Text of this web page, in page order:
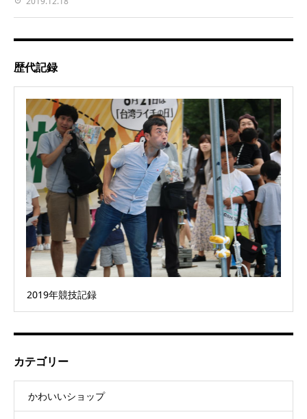
歴代記録
2019年競技記録
カテゴリー
かわいいショップ